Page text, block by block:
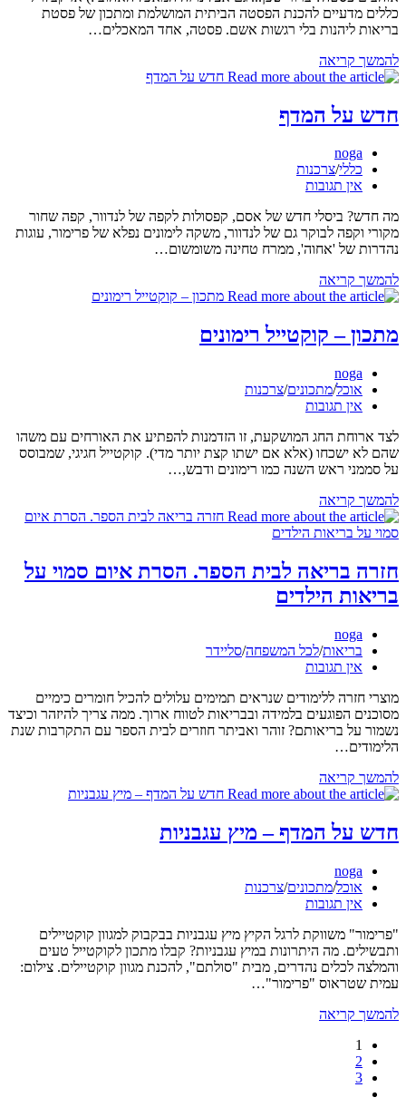
כללים מדעיים להכנת הפסטה הביתית המושלמת ומתכון של פסטת
בריאות ליהנות בלי רגשות אשם. פסטה, אחד המאכלים…
להמשך קריאהאוהבים
פסטה
זה
בשבילכם!
חדש על המדף
מחבר:
noga
קטגוריה:
כללי/צרכנות
תגובות:
אין תגובות
מה חדש? ביסלי חדש של אסם, קפסולות לקפה של לנדוור, קפה שחור
מקורי וקפה לבוקר גם של לנדוור, משקה לימונים נפלא של פרימור, עוגות
נהדרות של 'אחוה', ממרח טחינה משומשום…
להמשך קריאהחדש
על
מתכון – קוקטייל רימונים
מחבר:
noga
קטגוריה:
אוכל/מתכונים/צרכנות
תגובות:
אין תגובות
לצד ארוחת החג המושקעת, זו הזדמנות להפתיע את האורחים עם משהו
שהם לא ישכחו (אלא אם ישתו קצת יותר מדי). קוקטייל חגיגי, שמבוסס
על סממני ראש השנה כמו רימונים ודבש,…
להמשך קריאהמתכון
–
קוקטייל
חזרה בריאה לבית הספר. הסרת איום סמוי על
בריאות הילדים
מחבר:
noga
קטגוריה:
בריאות/לכל המשפחה/סליידר
תגובות:
אין תגובות
מוצרי חזרה ללימודים שנראים תמימים עלולים להכיל חומרים כימיים
מסוכנים הפוגעים בלמידה ובבריאות לטווח ארוך. ממה צריך להיזהר וכיצד
נשמור על בריאותם? זוהר ואביתר חוזרים לבית הספר עם התקרבות שנת
הלימודים…
להמשך קריאהחזרה
בריאה
הספר.
הסרת
על
בריאות
חדש על המדף – מיץ עגבניות
מחבר:
noga
קטגוריה:
אוכל/מתכונים/צרכנות
תגובות:
אין תגובות
"פרימור" משווקת לרגל הקיץ מיץ עגבניות בבקבוק למגוון קוקטיילים
ותבשילים. מה היתרונות במיץ עגבניות? קבלו מתכון לקוקטייל טעים
והמלצה לכלים נהדרים, מבית "סולתם", להכנת מגוון קוקטיילים. צילום:
עמית שטראוס "פרימור"…
להמשך קריאהחדש